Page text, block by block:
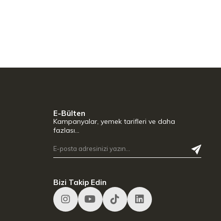
E-Bülten
Kampanyalar, yemek tarifleri ve daha
fazlası…
Bizi Takip Edin